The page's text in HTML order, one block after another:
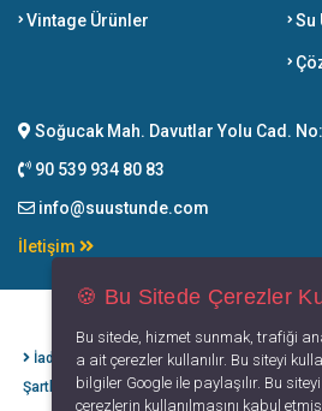
Vintage Ürünler Su
Soğucak Mah. Davutlar Yolu Cad.
90 539 934 80 83
info@suustunde.com
İletişim
İade İptal
Şartları
Kişisel Verilerin
Korunması
🍪 Bu Sitede Çerezler
Bu sitede, hizmet sunmak, trafiği
a ait çerezler kullanılır. Bu siteyi
bilgiler Google ile paylaşılır. Bu
çerezlerin kullanılmasını kabul